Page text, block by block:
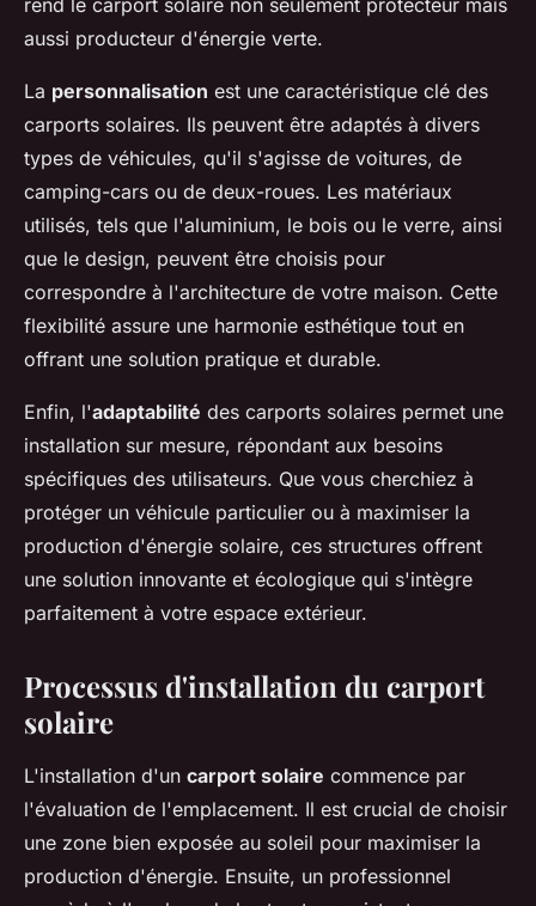
rend le carport solaire non seulement protecteur mais
aussi producteur d'énergie verte.
La personnalisation est une caractéristique clé des
carports solaires. Ils peuvent être adaptés à divers
types de véhicules, qu'il s'agisse de voitures, de
camping-cars ou de deux-roues. Les matériaux
utilisés, tels que l'aluminium, le bois ou le verre, ainsi
que le design, peuvent être choisis pour
correspondre à l'architecture de votre maison. Cette
flexibilité assure une harmonie esthétique tout en
offrant une solution pratique et durable.
Enfin, l'adaptabilité des carports solaires permet une
installation sur mesure, répondant aux besoins
spécifiques des utilisateurs. Que vous cherchiez à
protéger un véhicule particulier ou à maximiser la
production d'énergie solaire, ces structures offrent
une solution innovante et écologique qui s'intègre
parfaitement à votre espace extérieur.
Processus d'installation du carport
solaire
L'installation d'un carport solaire commence par
l'évaluation de l'emplacement. Il est crucial de choisir
une zone bien exposée au soleil pour maximiser la
production d'énergie. Ensuite, un professionnel